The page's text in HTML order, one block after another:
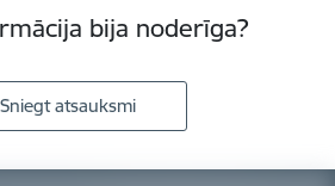
bija noderīga?
Sniegt atsauksmi